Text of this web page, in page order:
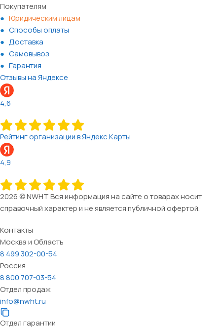
Покупателям
Юридическим лицам
Способы оплаты
Доставка
Самовывоз
Гарантия
Отзывы на Яндексе
4,6
Рейтинг организации в Яндекс.Карты
4,9
2026 © NWHT Вся информация на сайте о товарах носит
справочный характер и не является публичной офертой.
Контакты
Москва и Область
8 499 302-00-54
Россия
8 800 707-03-54
Отдел продаж
info@nwht.ru
Отдел гарантии